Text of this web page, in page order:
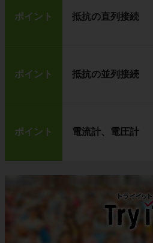
ポイント 抵抗の直列接続
ポイント 抵抗の並列接続
ポイント 電流計、電圧計